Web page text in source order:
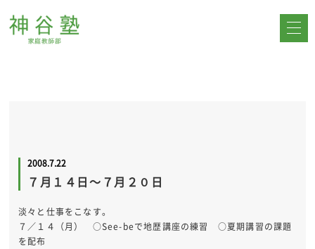
2008.7.22
７月１４日～７月２０日
淡々と仕事をこなす。
７／１４（月） ○See-beで地歴講座の練習 ○夏期講習の課題
を配布